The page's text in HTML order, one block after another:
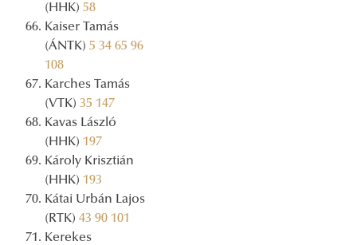
(HHK) 58
Kaiser Tamás
(ÁNTK) 5 34 65 96
108
Karches Tamás
(VTK) 35 147
Kavas László
(HHK) 197
Károly Krisztián
(HHK) 193
Kátai Urbán Lajos
(RTK) 43 90 101
Kerekes